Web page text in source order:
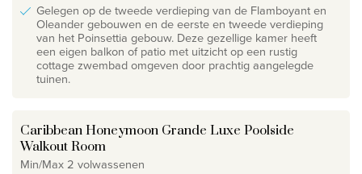
Gelegen op de tweede verdieping van de Flamboyant en
Oleander gebouwen en de eerste en tweede verdieping
van het Poinsettia gebouw. Deze gezellige kamer heeft
een eigen balkon of patio met uitzicht op een rustig
cottage zwembad omgeven door prachtig aangelegde
tuinen.
Caribbean Honeymoon Grande Luxe Poolside
Walkout Room
Min/Max 2 volwassenen